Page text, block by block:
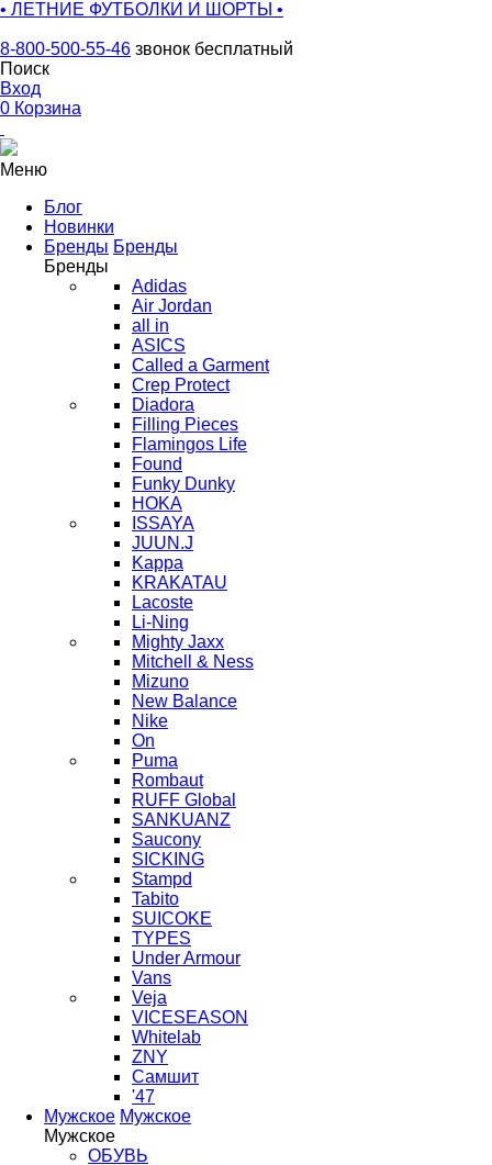
• ЛЕТНИЕ ФУТБОЛКИ И ШОРТЫ •
8-800-500-55-46 звонок бесплатный
Поиск
Вход
0 Корзина
Меню
Блог
Новинки
Бренды Бренды
Бренды
Adidas
Air Jordan
all in
ASICS
Called a Garment
Crep Protect
Diadora
Filling Pieces
Flamingos Life
Found
Funky Dunky
HOKA
ISSAYA
JUUN.J
Kappa
KRAKATAU
Lacoste
Li-Ning
Mighty Jaxx
Mitchell & Ness
Mizuno
New Balance
Nike
On
Puma
Rombaut
RUFF Global
SANKUANZ
Saucony
SICKING
Stampd
Tabito
SUICOKE
TYPES
Under Armour
Vans
Veja
VICESEASON
Whitelab
ZNY
Самшит
'47
Мужское Мужское
Мужское
ОБУВЬ